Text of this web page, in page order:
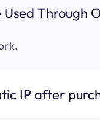
Through
IP after